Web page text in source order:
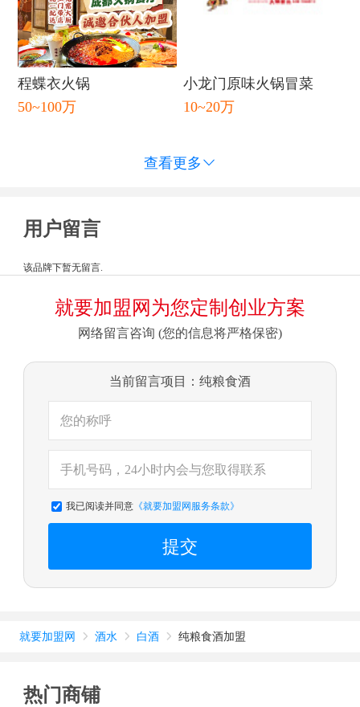
程蝶衣火锅
50~100万
小龙门原味火锅冒菜
10~20万
查看更多 
用户留言
该品牌下暂无留言.
就要加盟网为您定制创业方案
网络留言咨询 (您的信息将严格保密)
当前留言项目：纯粮食酒
我已阅读并同意《就要加盟网服务条款》
提交
就要加盟网  酒水  白酒  纯粮食酒加盟
热门商铺